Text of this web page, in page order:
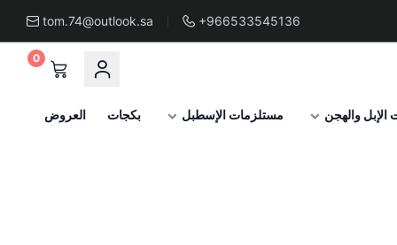
+966533545136
tom.74@outlook.sa
0
الإبل والهجن مستلزمات الإسطبل بكجات العروض